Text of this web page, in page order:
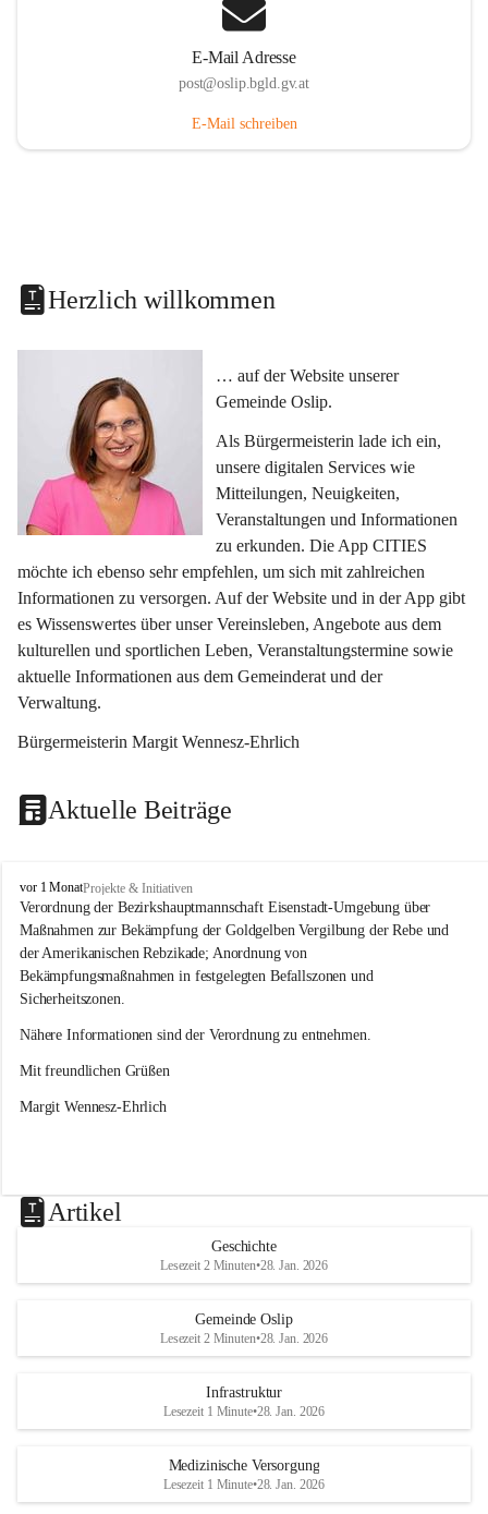
E-Mail Adresse
post@oslip.bgld.gv.at
E-Mail schreiben
Herzlich willkommen
… auf der Website unserer
Gemeinde Oslip.
Als Bürgermeisterin lade ich ein,
unsere digitalen Services wie
Mitteilungen, Neuigkeiten,
Veranstaltungen und Informationen
zu erkunden. Die App CITIES
möchte ich ebenso sehr empfehlen, um sich mit zahlreichen
Informationen zu versorgen. Auf der Website und in der App gibt
es Wissenswertes über unser Vereinsleben, Angebote aus dem
kulturellen und sportlichen Leben, Veranstaltungstermine sowie
aktuelle Informationen aus dem Gemeinderat und der
Verwaltung.
Bürgermeisterin Margit Wennesz-Ehrlich
Aktuelle Beiträge
O
s
l
i
p
vor 1 MonatProjekte & Initiativen
Verordnung der Bezirkshauptmannschaft Eisenstadt-Umgebung über
Maßnahmen zur Bekämpfung der Goldgelben Vergilbung der Rebe und
der Amerikanischen Rebzikade; Anordnung von
Bekämpfungsmaßnahmen in festgelegten Befallszonen und
Sicherheitszonen.
Nähere Informationen sind der Verordnung zu entnehmen.
Mit freundlichen Grüßen
Margit Wennesz-Ehrlich
Artikel
Geschichte
Lesezeit 2 Minuten•28. Jan. 2026
Gemeinde Oslip
Lesezeit 2 Minuten•28. Jan. 2026
Infrastruktur
Lesezeit 1 Minute•28. Jan. 2026
Medizinische Versorgung
Lesezeit 1 Minute•28. Jan. 2026